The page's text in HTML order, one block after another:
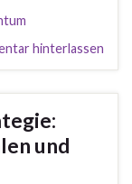
hinterlassen
und